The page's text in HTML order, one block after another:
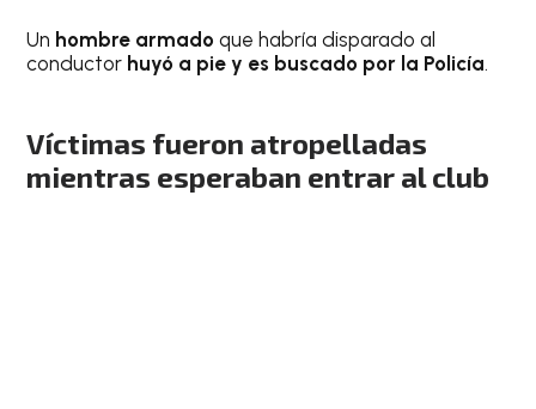
Un hombre armado que habría disparado al
conductor huyó a pie y es buscado por la Policía.
Víctimas fueron atropelladas
mientras esperaban entrar al club